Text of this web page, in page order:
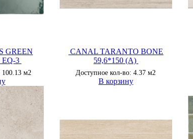
GREEN
EQ-3
100.13 м2
CANAL TARANTO BONE
59,6*150 (A)
Доступное кол-во: 4.37 м2
В корзину